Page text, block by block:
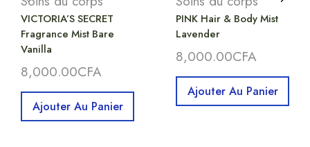
VICTORIA’S SECRET
Fragrance Mist Bare
Vanilla
8,000.00CFA
Ajouter Au Panier
PINK Hair & Body Mist
Lavender
8,000.00CFA
Ajouter Au Panier